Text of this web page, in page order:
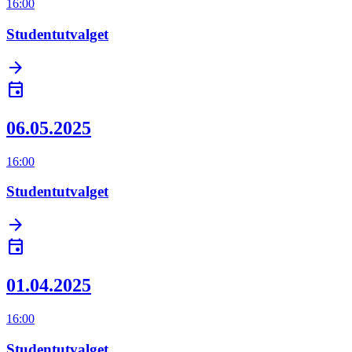
16:00
Studentutvalget
arrow_forward
event
06.05.2025
16:00
Studentutvalget
arrow_forward
event
01.04.2025
16:00